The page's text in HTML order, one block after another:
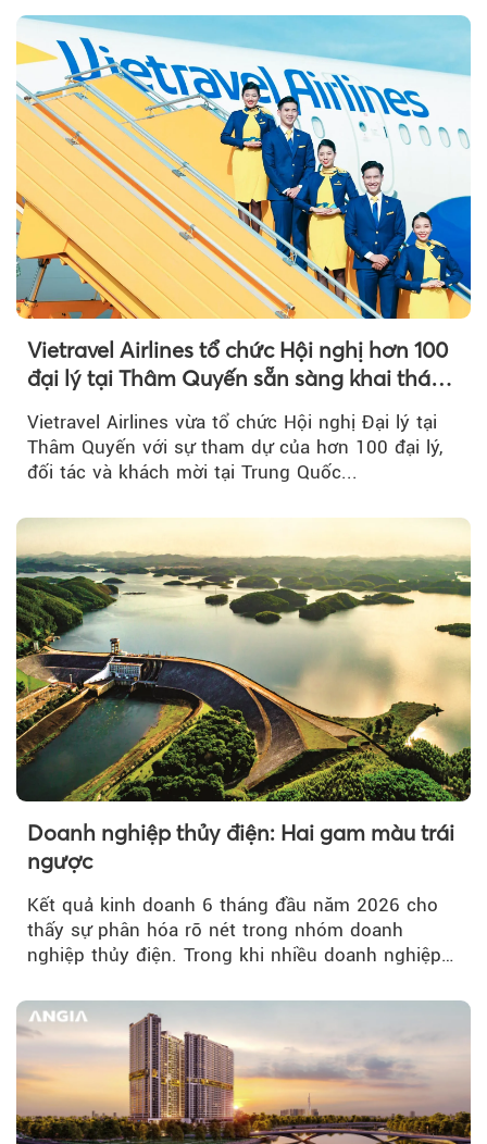
Vietravel Airlines tổ chức Hội nghị hơn 100
đại lý tại Thâm Quyến sẵn sàng khai thác
đường bay thẳng TP.HCM - Thâm Quyến
Vietravel Airlines vừa tổ chức Hội nghị Đại lý tại
Thâm Quyến với sự tham dự của hơn 100 đại lý,
đối tác và khách mời tại Trung Quốc...
Doanh nghiệp thủy điện: Hai gam màu trái
ngược
Kết quả kinh doanh 6 tháng đầu năm 2026 cho
thấy sự phân hóa rõ nét trong nhóm doanh
nghiệp thủy điện. Trong khi nhiều doanh nghiệp